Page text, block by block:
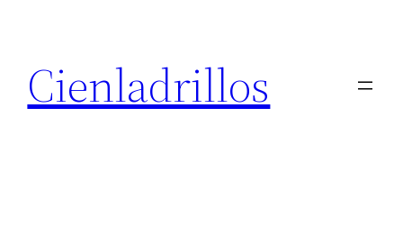
contenido
Cienladrillos